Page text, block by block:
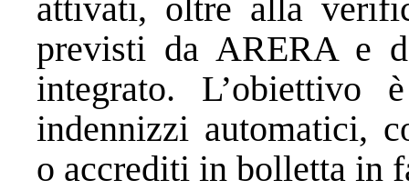
attivati, oltre alla
previsti da ARERA e
integrato. L’obiettivo
indennizzi automatici,
o accrediti in bolletta in